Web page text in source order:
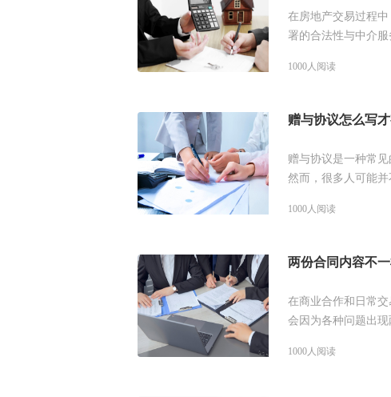
在房地产交易过程
署的合法性与中介
1000人阅读
赠与协议怎么写
赠与协议是一种常
然而，很多人可能
1000人阅读
两份合同内容不
在商业合作和日常
会因为各种问题出
1000人阅读